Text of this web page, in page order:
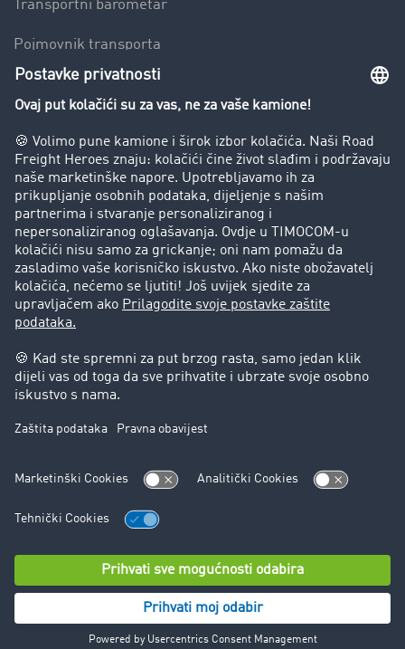
Transportni barometar
Pojmovnik transporta
Zabrana vožnje za kamione
Poduzeće
Priče o uspjehu
Stranke preporučuju stranku
Pravna pitanja
Impresum
Zaštita podataka
Kolačić-Postavke
Podrška
© TIMOCOM GmbH 2026. Sva prava pridržana